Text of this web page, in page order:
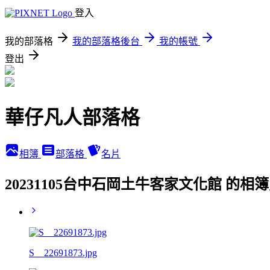
登入
我的部落格 我的部落格後台
我的帳號
登出
華仔凡人部落格
相簿 部落格 名片
20231105台中石岡土牛客家文化館 的相
S__22691873.jpg